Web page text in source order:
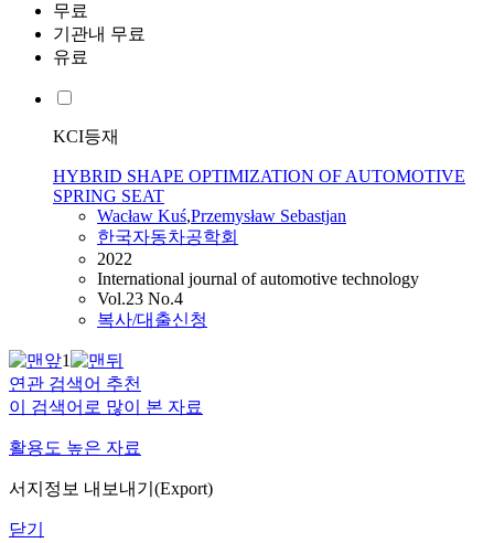
무료
기관내 무료
유료
KCI등재
HYBRID SHAPE OPTIMIZATION OF AUTOMOTIVE
SPRING SEAT
Wacław Kuś,Przemysław Sebastjan
한국자동차공학회
2022
International journal of automotive technology
Vol.23 No.4
복사/대출신청
1
연관 검색어 추천
이 검색어로 많이 본 자료
활용도 높은 자료
서지정보 내보내기(Export)
닫기